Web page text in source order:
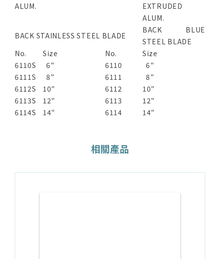
ALUM.
EXTRUDED
ALUM.
BACK STAINLESS STEEL BLADE
BACK BLUE
STEEL BLADE
No.
Size No.
Size
6110S
6" 6110
6"
6111S
8" 6111
8"
6112S
10" 6112
10"
6113S
12" 6113
12"
6114S
14" 6114 14"
相關產品